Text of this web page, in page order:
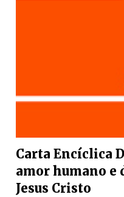
Carta Encíclica
amor humano e
Jesus Cristo